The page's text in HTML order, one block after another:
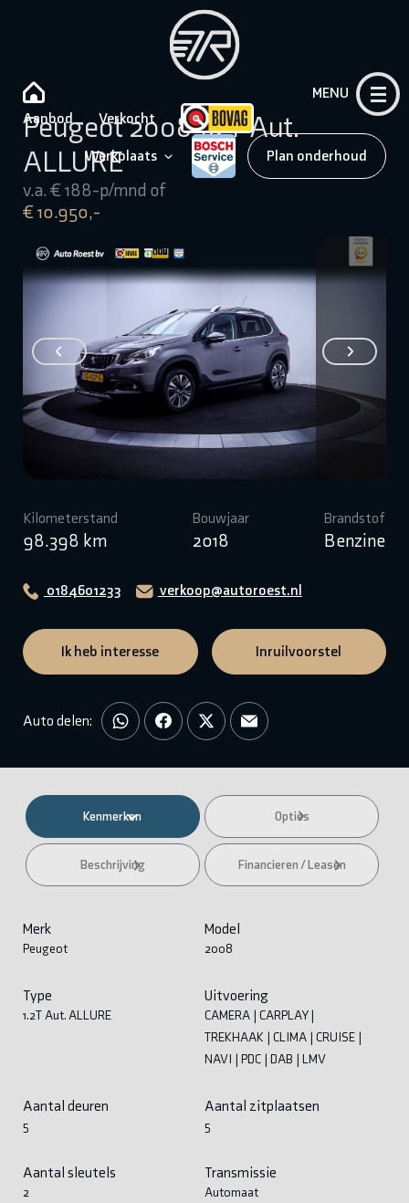
Aanbod Verkocht
Werkplaats Plan onderhoud
MENU
Peugeot 2008 1.2T Aut.
ALLURE
v.a. € 188-p/mnd of
€ 10.950,-
Kilometerstand
98.398 km
Bouwjaar
2018
Brandstof
Benzine
0184601233 verkoop@autoroest.nl
Ik heb interesse Inruilvoorstel
Auto delen:
Kenmerken Opties
Beschrijving Financieren / Leasen
Merk
Peugeot
Model
2008
Type
1.2T Aut. ALLURE
Uitvoering
CAMERA | CARPLAY |
TREKHAAK | CLIMA | CRUISE |
NAVI | PDC | DAB | LMV
Aantal deuren
5
Aantal zitplaatsen
5
Aantal sleutels
2
Transmissie
Automaat